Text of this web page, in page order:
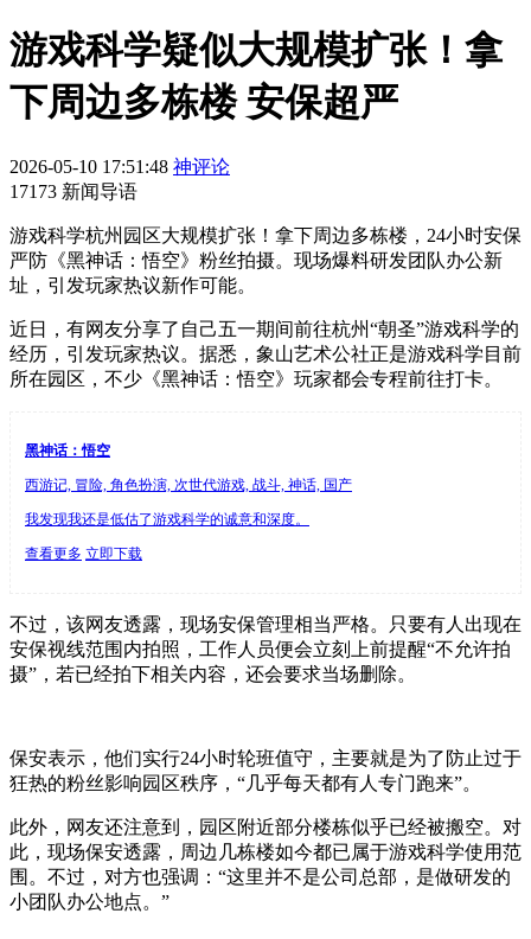
游戏科学疑似大规模扩张！拿
下周边多栋楼 安保超严
2026-05-10 17:51:48 神评论
17173 新闻导语
游戏科学杭州园区大规模扩张！拿下周边多栋楼，24小时安保
严防《黑神话：悟空》粉丝拍摄。现场爆料研发团队办公新
址，引发玩家热议新作可能。
近日，有网友分享了自己五一期间前往杭州“朝圣”游戏科学的
经历，引发玩家热议。据悉，象山艺术公社正是游戏科学目前
所在园区，不少《黑神话：悟空》玩家都会专程前往打卡。
黑神话：悟空
西游记, 冒险, 角色扮演, 次世代游戏, 战斗, 神话, 国产
我发现我还是低估了游戏科学的诚意和深度。
查看更多 立即下载
不过，该网友透露，现场安保管理相当严格。只要有人出现在
安保视线范围内拍照，工作人员便会立刻上前提醒“不允许拍
摄”，若已经拍下相关内容，还会要求当场删除。
保安表示，他们实行24小时轮班值守，主要就是为了防止过于
狂热的粉丝影响园区秩序，“几乎每天都有人专门跑来”。
此外，网友还注意到，园区附近部分楼栋似乎已经被搬空。对
此，现场保安透露，周边几栋楼如今都已属于游戏科学使用范
围。不过，对方也强调：“这里并不是公司总部，是做研发的
小团队办公地点。”